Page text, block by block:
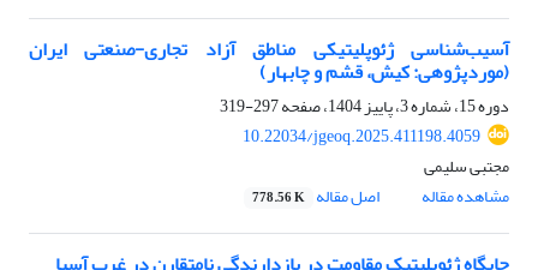
آسیب‌شناسی ژئوپلیتیکی مناطق آزاد تجاری-صنعتی ایران
(موردپژوهی: کیش، قشم و چابهار)
دوره 15، شماره 3، پاییز 1404، صفحه
297-319
10.22034/jgeoq.2025.411198.4059
مجتبی سلیمی
مشاهده مقاله
اصل مقاله 778.56 K